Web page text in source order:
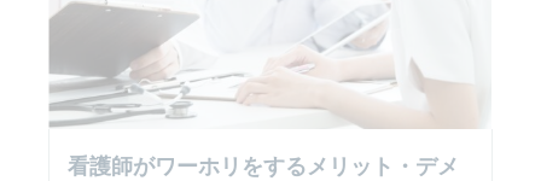
看護師がワーホリをするメリット・デメ